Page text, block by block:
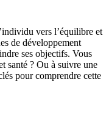
vers l’équilibre et
de développement
ses objectifs. Vous
santé ? Ou à suivre une
pour comprendre cette